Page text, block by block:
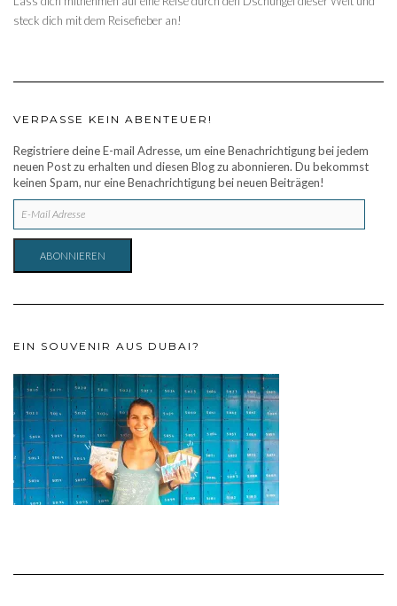
steck dich mit dem Reisefieber an!
VERPASSE KEIN ABENTEUER!
Registriere deine E-mail Adresse, um eine Benachrichtigung bei jedem
neuen Post zu erhalten und diesen Blog zu abonnieren. Du bekommst
keinen Spam, nur eine Benachrichtigung bei neuen Beiträgen!
MAIL
ADRESSE
ABONNIEREN
EIN SOUVENIR AUS DUBAI?